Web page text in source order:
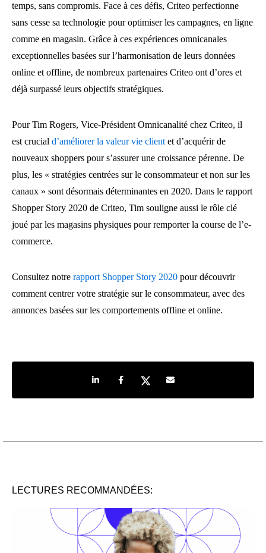
temps, sans compromis. Face à ces défis, Criteo perfectionne
sans cesse sa technologie pour optimiser les campagnes, en ligne
comme en magasin. Grâce à ces expériences omnicanales
exceptionnelles basées sur l’harmonisation de leurs données
online et offline, de nombreux partenaires Criteo ont d’ores et
déjà surpassé leurs objectifs stratégiques.
Pour Tim Rogers, Vice-Président Omnicanalité chez Criteo, il
est crucial d’améliorer la valeur vie client et d’acquérir de
nouveaux shoppers pour s’assurer une croissance pérenne. De
plus, les « stratégies centrées sur le consommateur et non sur les
canaux » sont désormais déterminantes en 2020. Dans le rapport
Shopper Story 2020 de Criteo, Tim souligne aussi le rôle clé
joué par les magasins physiques pour remporter la course de l’e-
commerce.
Consultez notre rapport Shopper Story 2020 pour découvrir
comment centrer votre stratégie sur le consommateur, avec des
annonces basées sur les comportements offline et online.
Share on LinkedIn
Share on Facebook
Share on TwitterShare by e-mail
LECTURES RECOMMANDÉES: